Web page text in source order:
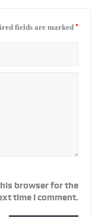
fields are marked *
browser for the
time I comment.